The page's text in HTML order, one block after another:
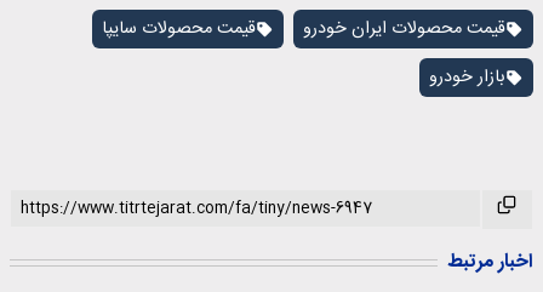
قیمت محصولات ایران خودرو
قیمت محصولات سایپا
بازار خودرو
اخبار مرتبط